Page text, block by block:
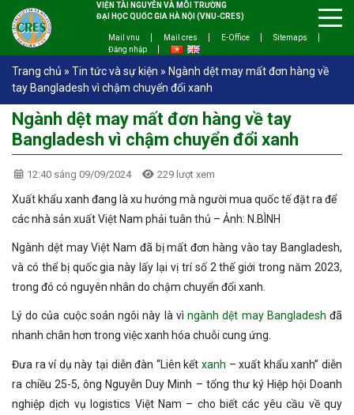
VIỆN TÀI NGUYÊN VÀ MÔI TRƯỜNG
ĐẠI HỌC QUỐC GIA HÀ NỘI (VNU-CRES)
Mail vnu Mail cres E-Office
Sitemaps
Đăng nhập
Trang chủ » Tin tức và sự kiện » Ngành dệt may mất đơn hàng về
tay Bangladesh vì chậm chuyển đổi xanh
Ngành dệt may mất đơn hàng về tay
Bangladesh vì chậm chuyển đổi xanh
12:40 sáng 09/09/2024 229 lượt xem
Xuất khẩu xanh đang là xu hướng mà người mua quốc tế đặt ra để
các nhà sản xuất Việt Nam phải tuân thủ – Ảnh: N.BÌNH
Ngành dệt may Việt Nam đã bị mất đơn hàng vào tay Bangladesh,
và có thể bị quốc gia này lấy lại vị trí số 2 thế giới trong năm 2023,
trong đó có nguyên nhân do chậm chuyển đổi xanh.
Lý do của cuộc soán ngôi này là vìngành dệt may Bangladesh đã
nhanh chân hơn trong việc xanh hóa chuỗi cung ứng.
Đưa ra ví dụ này tại diễn đàn “Liên kết xanh – xuất khẩu xanh” diễn
ra chiều 25-5, ông Nguyễn Duy Minh – tổng thư ký Hiệp hội Doanh
nghiệp dịch vụ logistics Việt Nam – cho biết các yêu cầu về quy